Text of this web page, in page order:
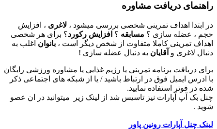
راهنمای دریافت مشاوره
در ابتدا اهداف تمرینی شخصی بررسی میشود ، لاغری ، افزایش
حجم ، عضله سازی ؟ مسابقه ؟ افزایش رکورد؟ برای هر شخصی
اهداف تمرینی کاملا متفاوت از شخص دیگر است ، بانوان اغلب به
دنبال لاغری و آقایان به دنبال عضله سازی !
برای دریافت برنامه تمرینی یا رژیم غذایی یا مشاوره ورزشی رایگان
با ادرس ایمیل فوق در ارتباط باشید / یا از شبکه های اجتماعی ذکر
شده در فوتر استفاده نمایید.
چنل بک آپ آپارات نیز تاسیس شد از لینک زیر میتوانید در ان عصو
شوید .
لینک چنل آپارات رونین پاور